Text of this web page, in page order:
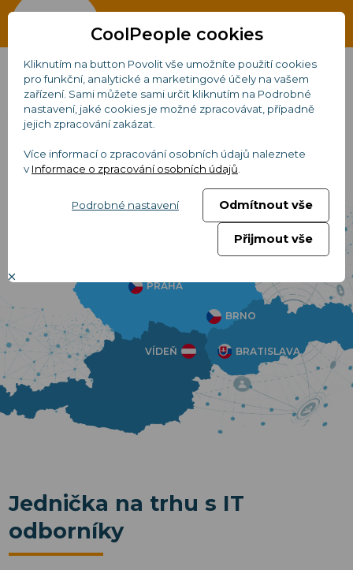
Aktuálně volné pozice
Vyberte si jednu z našich poboček
PRAHA
BRNO
VÍDEŇ BRATISLAVA
Jednička na trhu s IT
odborníky
CoolPeople cookies
Kliknutím na button Povolit vše umožníte použití cookies
pro funkční, analytické a marketingové účely na vašem
zařízení. Sami můžete sami určit kliknutím na Podrobné
nastavení, jaké cookies je možné zpracovávat, případně
jejich zpracování zakázat.
Více informací o zpracování osobních údajů naleznete
v Informace o zpracování osobních údajů
Podrobné nastavení Odmítnout vše
Přijmout vše